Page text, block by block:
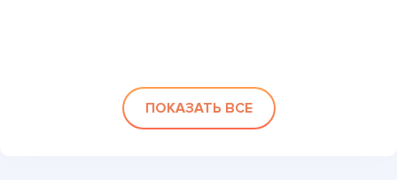
ПОКАЗАТЬ ВСЕ